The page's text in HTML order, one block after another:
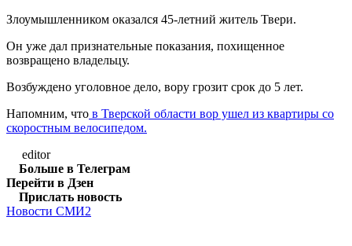
Злоумышленником оказался 45-летний житель Твери.
Он уже дал признательные показания, похищенное
возвращено владельцу.
Возбуждено уголовное дело, вору грозит срок до 5 лет.
Напомним, что в Тверской области вор ушел из квартиры со
скоростным велосипедом.
editor
Больше в Телеграм
Перейти в Дзен
Прислать новость
Новости СМИ2